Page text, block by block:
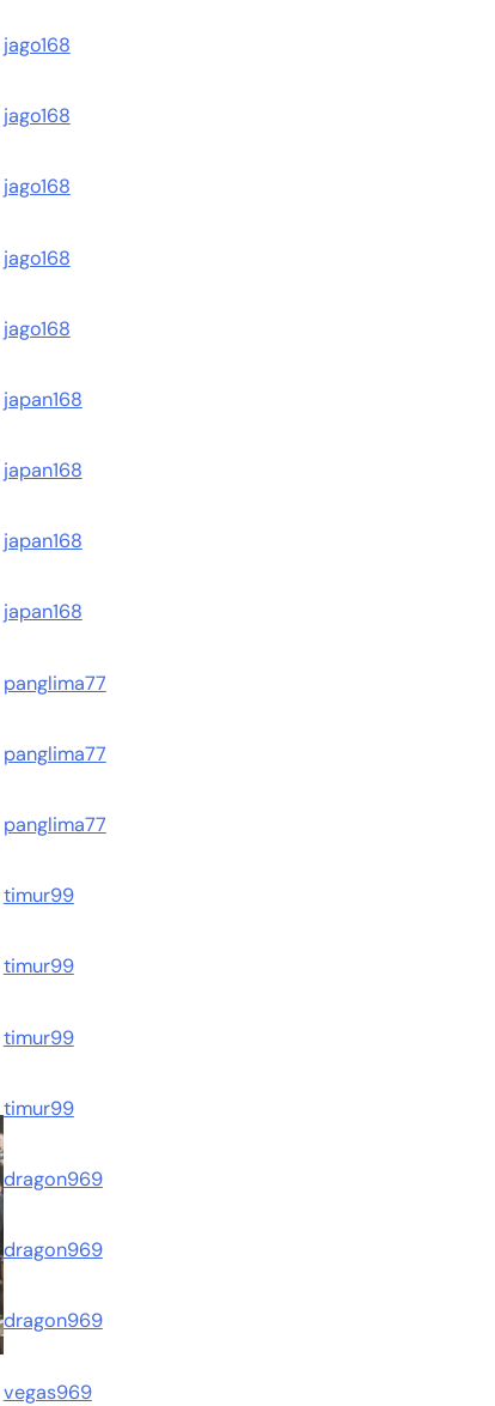
jago168
jago168
jago168
jago168
jago168
japan168
japan168
japan168
japan168
panglima77
panglima77
panglima77
timur99
timur99
timur99
timur99
dragon969
dragon969
dragon969
vegas969